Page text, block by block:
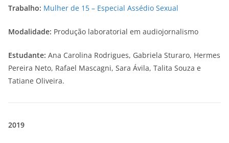
Trabalho: Mulher de 15 – Especial Assédio Sexual
Modalidade: Produção laboratorial em audiojornalismo
Estudante: Ana Carolina Rodrigues, Gabriela Sturaro, Hermes
Pereira Neto, Rafael Mascagni, Sara Ávila, Talita Souza e
Tatiane Oliveira.
2019